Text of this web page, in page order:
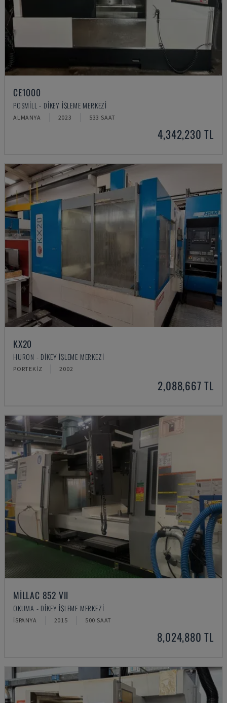
CE1000
POSMILL - DIKEY İŞLEME MERKEZI
ALMANYA 2023 533 SAAT
4,342,230 TL
KX20
HURON - DIKEY İŞLEME MERKEZI
PORTEKIZ 2002
2,088,667 TL
MILLAC 852 VII
OKUMA - DIKEY İŞLEME MERKEZI
İSPANYA 2015 500 SAAT
8,024,880 TL